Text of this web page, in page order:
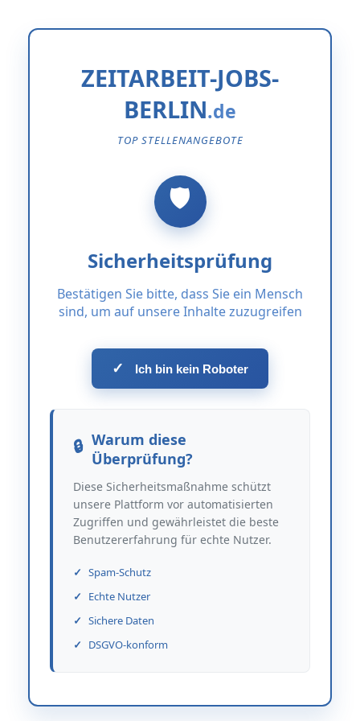
ZEITARBEIT-JOBS-
BERLIN
TOP STELLENANGEBOTE
Sicherheitsprüfung
Bestätigen Sie bitte, dass Sie ein Mensch
sind, um auf unsere Inhalte zuzugreifen
✓ Ich bin kein Roboter
Warum diese
Überprüfung?
Diese Sicherheitsmaßnahme schützt
unsere Plattform vor automatisierten
Zugriffen und gewährleistet die beste
Benutzererfahrung für echte Nutzer.
Spam-Schutz
Echte Nutzer
Sichere Daten
DSGVO-konform